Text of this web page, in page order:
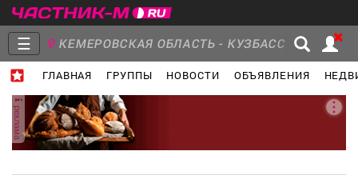
☰ КЕМЕРОВСКАЯ ОБЛАСТЬ - КУЗБАСС
ГЛАВНАЯ ГРУППЫ НОВОСТИ ОБЪЯВЛЕНИЯ
Главная
Группы Новости
реклама